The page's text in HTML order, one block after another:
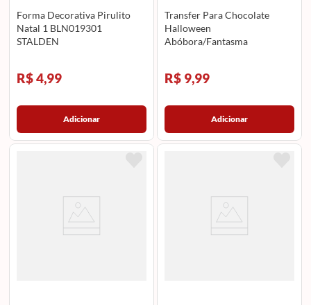
Forma Decorativa Pirulito
Natal 1 BLN019301
STALDEN
R$ 4,99
Adicionar
Transfer Para Chocolate
Halloween
Abóbora/Fantasma
R$ 9,99
Adicionar